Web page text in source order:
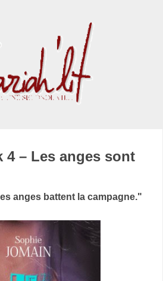
4 – Les anges sont
anges battent la campagne."